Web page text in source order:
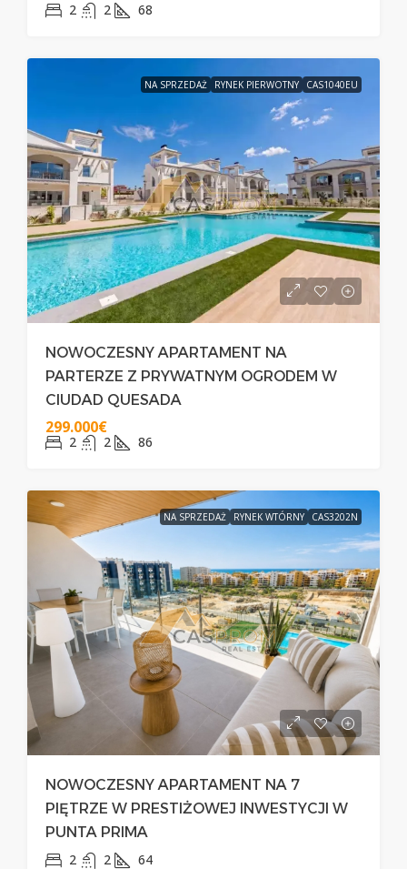
2 2 68
NA SPRZEDAŻ RYNEK PIERWOTNY CAS1040EU
NOWOCZESNY APARTAMENT NA
PARTERZE Z PRYWATNYM OGRODEM W
CIUDAD QUESADA
299.000€
2 2 86
NA SPRZEDAŻ RYNEK WTÓRNY CAS3202N
NOWOCZESNY APARTAMENT NA 7
PIĘTRZE W PRESTIŻOWEJ INWESTYCJI W
PUNTA PRIMA
2
2 64